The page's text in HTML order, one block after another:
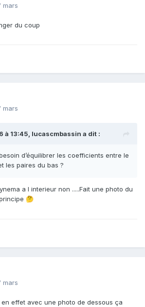
mars
du coup
mars
à 13:45, lucascmbassin a dit :
d’équilibrer les coefficients entre le
les paires du bas ?
a l interieur non .....Fait une photo du
🤔
mars
en effet avec une photo de dessous ça